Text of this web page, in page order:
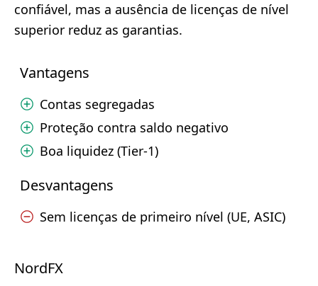
confiável, mas a ausência de licenças de nível
superior reduz as garantias.
Vantagens
Contas segregadas
Proteção contra saldo negativo
Boa liquidez (Tier-1)
Desvantagens
Sem licenças de primeiro nível (UE, ASIC)
NordFX